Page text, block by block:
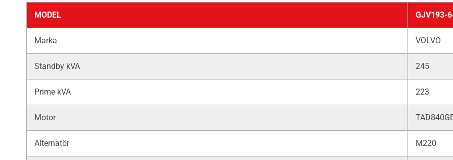
MODEL GJV193-
Marka VOLVO
Standby kVA 245
Prime kVA 223
Motor
Alternatör M220